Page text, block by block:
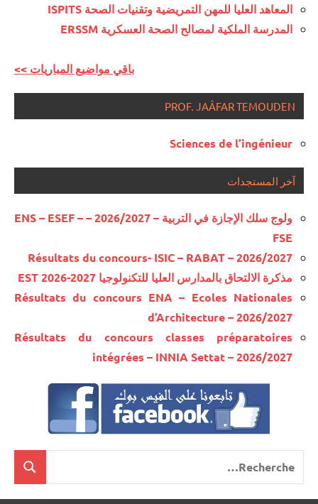
المعاهد العليا للمهن التمريضية وتقنيات الصحة ISPITS
المدرسة الملكية لمصالح الصحة العسكرية ERSSM
<< باقي مواضيع المباريات
PROF. JAÂFAR TEMOUDEN
Sciences de l’ingénieur
آخر المستجدات
ولوج سلك الإجازة في التربية – 2026/2027 – ENS – ESEF –
FSE
Résultats du concours- ISIC – RABAT – 2026/2027
مذكرة الالتحاق بالمدارس العليا للتكنولوجيا EST 2026-2027
Résultats du concours ENA – Ecoles Nationales
d’Architecture – 2026/2027
Résultats du concours classes préparatoires
intégrées – INNIA Settat – 2026/2027
: